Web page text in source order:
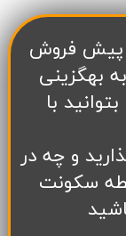
پیش فروش
به بهگزینی
با
و چه در
سکونت